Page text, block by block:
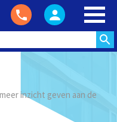
inzicht geven aan de